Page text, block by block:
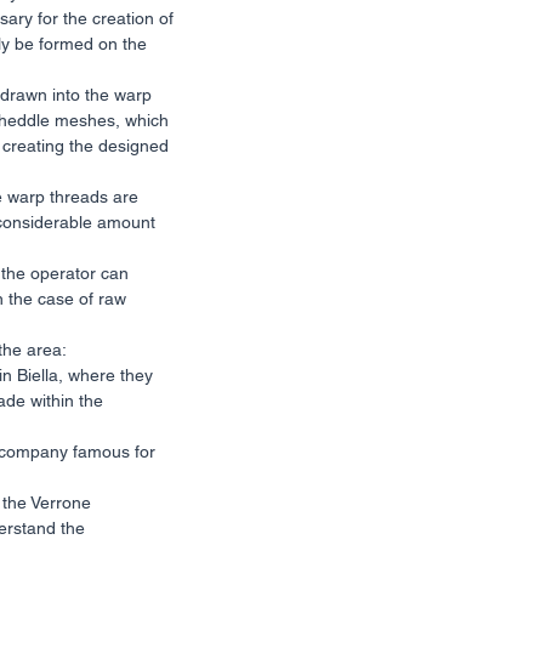
for the creation of
be formed on the
into the warp
meshes, which
the designed
warp threads are
amount
operator can
the case of raw
area:
within the
the